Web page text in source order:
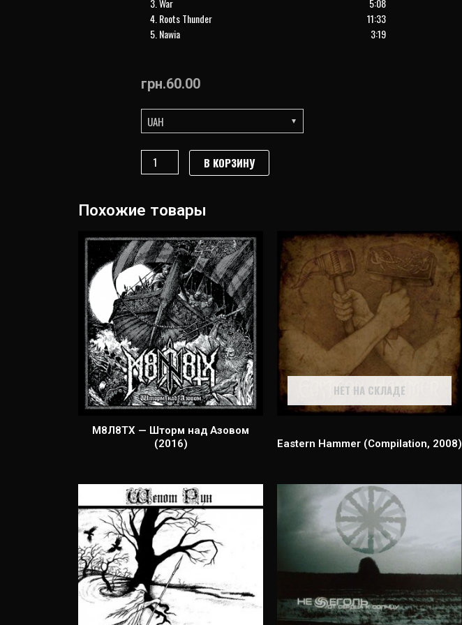
уменьшить
4. Roots Thunder
11:33
5. Nawia 3:19
грн.60.00
UAH
Количество
товара
-
Thunder
(2000)
В КОРЗИНУ
Похожие товары
М8Л8ТХ — Шторм над Азовом
(2016)
НЕТ НА СКЛАДЕ
Eastern Hammer (Compilation, 2008)